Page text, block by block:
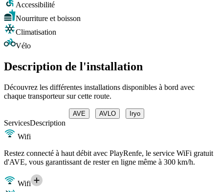
Accessibilité
Nourriture et boisson
Climatisation
Vélo
Description de l'installation
Découvrez les différentes installations disponibles à bord avec
chaque transporteur sur cette route.
AVE AVLO Iryo
ServicesDescription
Wifi
Restez connecté à haut débit avec PlayRenfe, le service WiFi gratuit
d'AVE, vous garantissant de rester en ligne même à 300 km/h.
Wifi